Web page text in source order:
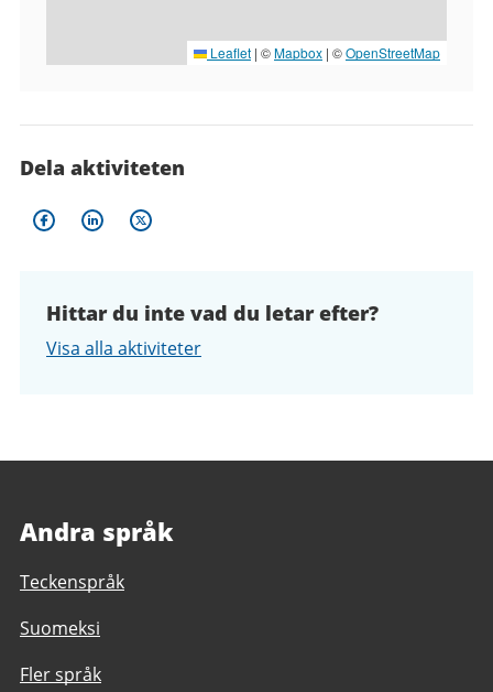
Leaflet | ©Mapbox | ©OpenStreetMap
Dela aktiviteten
Hittar du inte vad du letar efter?
Visa alla aktiviteter
Andra språk
Teckenspråk
Suomeksi
Fler språk